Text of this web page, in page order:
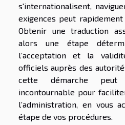
s'internationalisent,
exigences peut
Obtenir une traduction
alors une étape
l’acceptation et la
officiels auprès des
cette démarche
incontournable pour
l’administration, en vous
étape de vos procédures.